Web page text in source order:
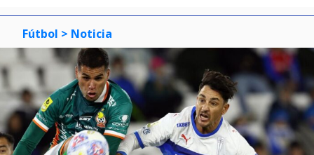
Fútbol > Noticia